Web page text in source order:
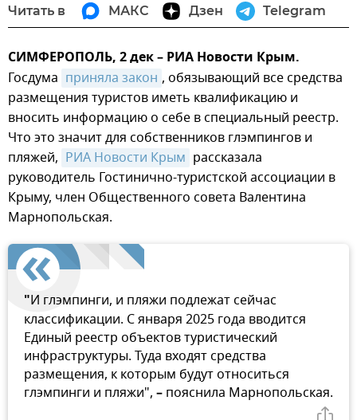
Читать в МАКС Дзен Telegram
СИМФЕРОПОЛЬ, 2 дек – РИА Новости Крым.
Госдума приняла закон , обязывающий все средства
размещения туристов иметь квалификацию и
вносить информацию о себе в специальный реестр.
Что это значит для собственников глэмпингов и
пляжей, РИА Новости Крым рассказала
руководитель Гостинично-туристской ассоциации в
Крыму, член Общественного совета Валентина
Марнопольская.
"И глэмпинги, и пляжи подлежат сейчас
классификации. С января 2025 года вводится
Единый реестр объектов туристический
инфраструктуры. Туда входят средства
размещения, к которым будут относиться
глэмпинги и пляжи", – пояснила Марнопольская.